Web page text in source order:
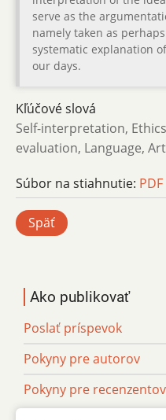
serve as the
namely taken as
systematic explanation
our days.
Kľúčové slová
Self-interpretation,
evaluation, Language,
Súbor na stiahnutie: PDF
Späť
Ako publikovať
Poslať príspevok
Pokyny pre autorov
Pokyny pre recenzentov